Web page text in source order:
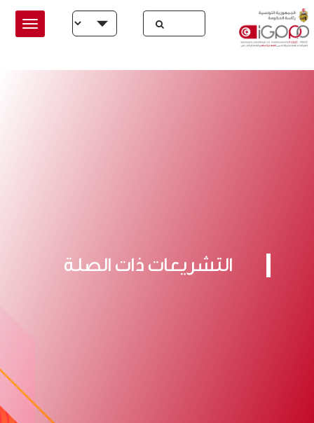
Skip to main content
Select your language
التشريعات ذات الصلة